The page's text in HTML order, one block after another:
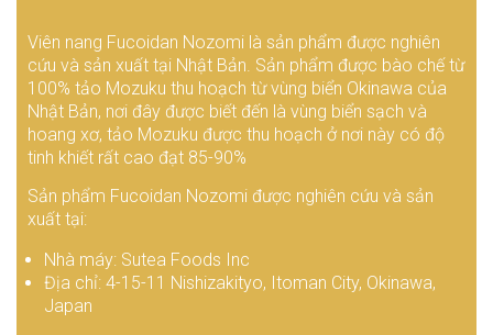
Viên nang Fucoidan Nozomi là sản phẩm được nghiên
cứu và sản xuất tại Nhật Bản. Sản phẩm được bào chế từ
100% tảo Mozuku thu hoạch từ vùng biển Okinawa của
Nhật Bản, nơi đây được biết đến là vùng biển sạch và
hoang xơ, tảo Mozuku được thu hoạch ở nơi này có độ
tinh khiết rất cao đạt 85-90%
Sản phẩm Fucoidan Nozomi được nghiên cứu và sản
xuất tại:
Nhà máy: Sutea Foods Inc
Địa chỉ: 4-15-11 Nishizakityo, Itoman City, Okinawa,
Japan